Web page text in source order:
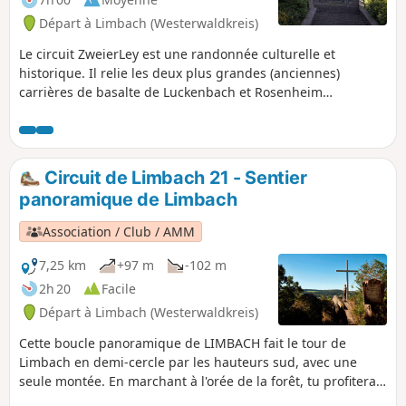
avec une vue incroyable sur la réserve
naturelle de Kroppacher Schweiz.
Départ à Limbach (Westerwaldkreis)
Le circuit ZweierLey est une randonnée culturelle et
historique. Il relie les deux plus grandes (anciennes)
carrières de basalte de Luckenbach et Rosenheim
faisant cette randonnée, tu découvriras plein de choses sur
l'exploitation du basalte, qui était super importante dans la
région. La Lay de Rosenheim montre aussi de façon
impressionnante comment la nature reprend ses droits
après la fin de l'exploitation.
Circuit de Limbach 21 - Sentier
panoramique de Limbach
Association / Club / AMM
7,25 km
+97 m
-102 m
2h 20
Facile
Départ à Limbach (Westerwaldkreis)
Cette boucle panoramique de LIMBACH fait le tour de
Limbach en demi-cercle par les hauteurs sud, avec une
seule montée. En marchant à l'orée de la forêt, tu profiteras